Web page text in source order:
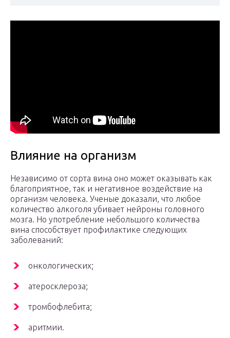
Влияние на организм
Независимо от сорта вина оно может оказывать как
благоприятное, так и негативное воздействие на
организм человека. Ученые доказали, что любое
количество алкоголя убивает нейроны головного
мозга. Но употребление небольшого количества
вина способствует профилактике следующих
заболеваний:
онкологических;
атеросклероза;
тромбофлебита;
аритмии.